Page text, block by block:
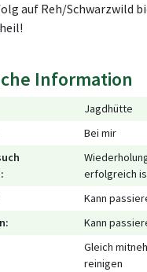
auf Reh/Schwarzwild
Information
Jagdhütte
Bei mir
erfolgreich
Kann
Kann
Gleich
reinigen